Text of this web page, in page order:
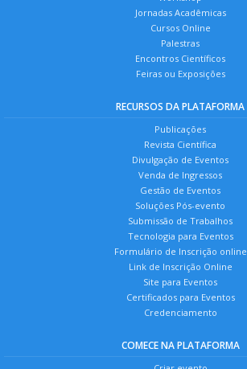
Jornadas Acadêmicas
Cursos Online
Palestras
Encontros Científicos
Feiras ou Exposições
RECURSOS DA PLATAFORMA
Publicações
Revista Científica
Divulgação de Eventos
Venda de Ingressos
Gestão de Eventos
Soluções Pós-evento
Submissão de Trabalhos
Tecnologia para Eventos
Formulário de Inscrição online
Link de Inscrição Online
Site para Eventos
Certificados para Eventos
Credenciamento
COMECE NA PLATAFORMA